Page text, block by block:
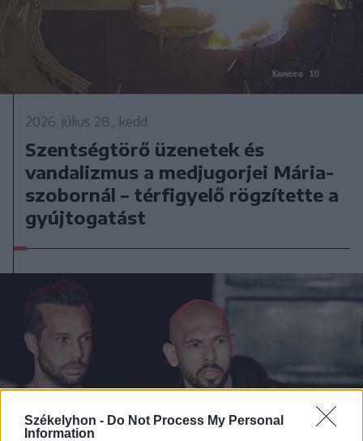
Székelyhon - Do Not Process My Personal
Information
2026. július 28., kedd
Szentségtörő üzenetek és
vandalizmus a medjugorjei Mária-
szobornál – térfigyelő rögzítette a
gyújtogatást